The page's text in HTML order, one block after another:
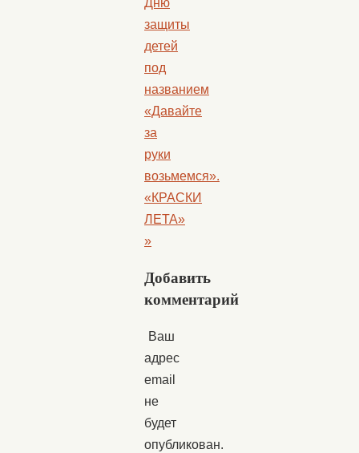
защиты
детей
под
названием
«Давайте
за
руки
возьмемся».
«КРАСКИ
ЛЕТА»
»
Добавить
комментарий
Ваш
адрес
email
не
будет
опубликован.